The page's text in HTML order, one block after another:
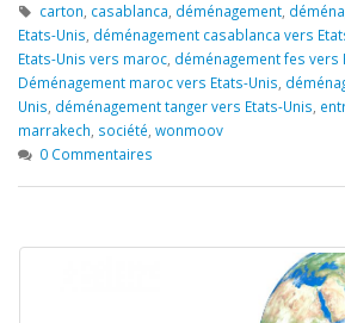
carton, casablanca, déménagement,
Etats-Unis, déménagement casablanca vers
Etats-Unis vers maroc, déménagement fes vers
Déménagement maroc vers Etats-Unis,
Unis, déménagement tanger vers Etats-Unis,
marrakech, société, wonmoov
0 Commentaires